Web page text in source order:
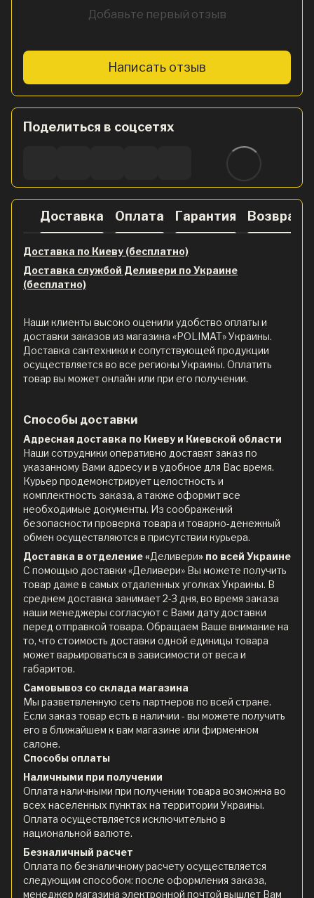
Добавьте первый отзыв
Написать отзыв
Поделиться в соцсетях
Доставка Оплата Гарантия Возврат
Доставка по Киеву (бесплатно)
Доставка службой Деливери по Украине
(бесплатно)
Наши клиенты высоко оценили удобство оплаты и
доставки заказов из магазина «POLIMAT» Украины.
Доставка сантехники и сопутствующей продукции
осуществляется во все регионы Украины. Оплатить
товар вы может онлайн или при его получении.
Способы доставки
Адресная доставка по Киеву и Киевской области
Наши сотрудники оперативно доставят заказ по
указанному Вами адресу и в удобное для Вас время.
Курьер продемонстрирует целостность и
комплектность заказа, а также оформит все
необходимые документы. Из соображений
безопасности проверка товара и товарно-денежный
обмен осуществляются в присутствии курьера.
Доставка в отделение «Деливери» по всей Украине
С помощью доставки «Деливери» Вы можете получить
товар даже в самых отдаленных уголках Украины. В
среднем доставка занимает 2-3 дня, во время заказа
наши менеджеры согласуют с Вами дату доставки
перед отправкой товара. Обращаем Ваше внимание на
то, что стоимость доставки одной единицы товара
может варьироваться в зависимости от веса и
габаритов.
Самовывоз со склада магазина
Мы разветвленную сеть партнеров по всей стране.
Если заказ товар есть в наличии - вы можете получить
его в ближайшем к вам магазине или фирменном
салоне.
Способы оплаты
Наличными при получении
Оплата наличными при получении товара возможна во
всех населенных пунктах на территории Украины.
Оплата осуществляется исключительно в
национальной валюте.
Безналичный расчет
Оплата по безналичному расчету осуществляется
следующим способом: после оформления заказа,
менеджер магазина электронной почтой вышлет Вам